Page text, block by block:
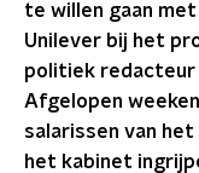
te willen gaan
Unilever bij het
politiek redacteur
Afgelopen
salarissen van
het kabinet